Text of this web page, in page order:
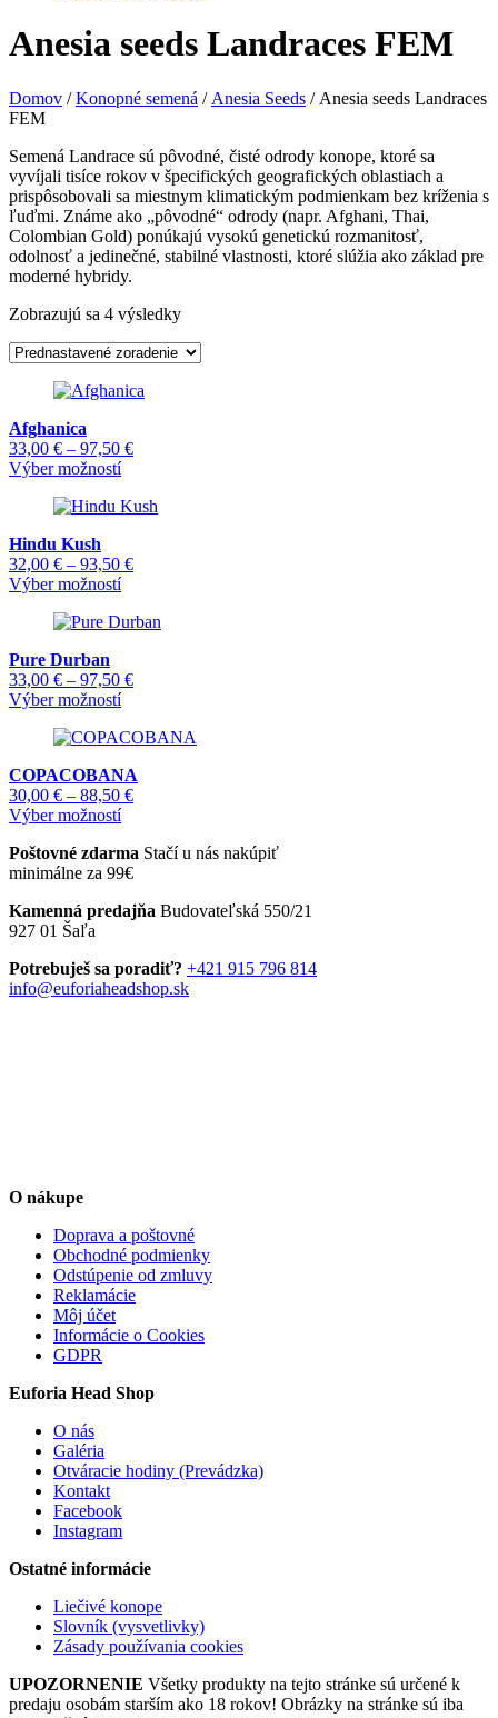
Anesia seeds Landraces FEM
Domov /Konopné semená / Anesia Seeds / Anesia seeds Landraces
FEM
Semená Landrace sú pôvodné, čisté odrody konope, ktoré sa
vyvíjali tisíce rokov v špecifických geografických oblastiach a
prispôsobovali sa miestnym klimatickým podmienkam bez kríženia s
ľuďmi. Známe ako „pôvodné“ odrody (napr. Afghani, Thai,
Colombian Gold) ponúkajú vysokú genetickú rozmanitosť,
odolnosť a jedinečné, stabilné vlastnosti, ktoré slúžia ako základ pre
moderné hybridy.
Zobrazujú sa 4 výsledky
Afghanica
33,00 € – 97,50 €Price
through
Výber možnostíTento
má
Možnosti
si
vybrať
produktu.
Hindu Kush
32,00 € – 93,50 €Price
through
Výber možnostíTento
má
Možnosti
si
vybrať
stránke
produktu.
Pure Durban
33,00 € – 97,50 €Price
through
Výber možnostíTento
má
variantov.
Možnosti
si
vybrať
na
produktu.
COPACOBANA
30,00 € – 88,50 €Price
through
88,50 €
Výber možnostíTento
má
viacero
Možnosti
vybrať
na
Poštovné zdarma Stačí u nás nakúpiť
minimálne za 99€
Kamenná predajňa Budovateľská 550/21
927 01 Šaľa
Potrebuješ sa poradiť? +421 915 796 814
info@euforiaheadshop.sk
O nákupe
Doprava a poštovné
Obchodné podmienky
Odstúpenie od zmluvy
Reklamácie
Môj účet
Informácie o Cookies
GDPR
Euforia Head Shop
O nás
Galéria
Otváracie hodiny (Prevádzka)
Kontakt
Facebook
Instagram
Ostatné informácie
Liečivé konope
Slovník (vysvetlivky)
Zásady používania cookies
UPOZORNENIE Všetky produkty na tejto stránke sú určené k
predaju osobám starším ako 18 rokov! Obrázky na stránke sú iba